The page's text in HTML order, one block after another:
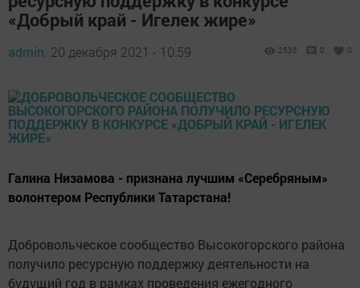
«Добрый край - Игелек жире»
admin, 20 декабря 2021 - 10:59 2535 0 0
Галина Низамова - признана лучшим «Серебряным»
волонтером Республики Татарстана!
Добровольческое сообщество Высокогорского района
получило ресурсную поддержку деятельности на
будущий год в рамках проведения ежегодного